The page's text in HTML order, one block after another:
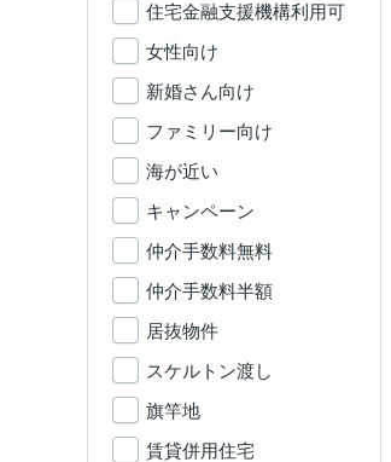
住宅金融支援機構利用可
女性向け
新婚さん向け
ファミリー向け
海が近い
キャンペーン
仲介手数料無料
仲介手数料半額
居抜物件
スケルトン渡し
旗竿地
賃貸併用住宅